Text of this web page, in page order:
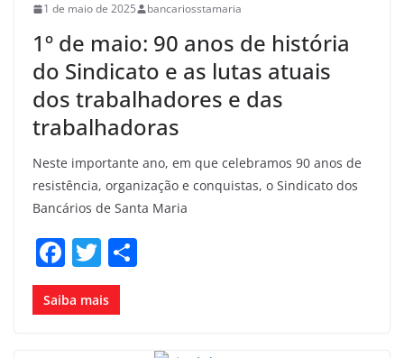
1 de maio de 2025 bancariosstamaria
1º de maio: 90 anos de história
do Sindicato e as lutas atuais
dos trabalhadores e das
trabalhadoras
Neste importante ano, em que celebramos 90 anos de
resistência, organização e conquistas, o Sindicato dos
Bancários de Santa Maria
F
a
c
T
w
itt
Saiba mais